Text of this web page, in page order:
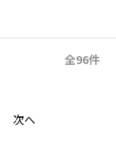
全96件
次へ